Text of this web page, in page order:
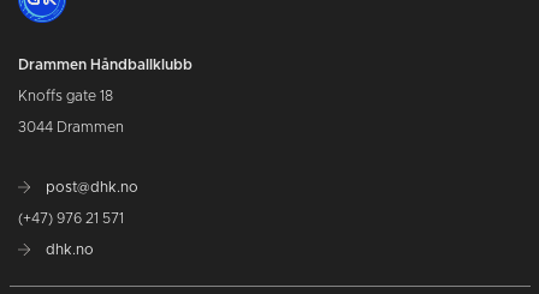
Drammen Håndballklubb
Knoffs gate 18
3044 Drammen
post@dhk.no
(+47) 976 21 571
dhk.no